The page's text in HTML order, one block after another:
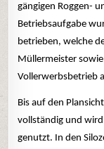
gängigen Roggen-
Betriebsaufgabe
betrieben, welche
Müllermeister
Vollerwerbsbetrieb
Bis auf den
vollständig und
genutzt. In den